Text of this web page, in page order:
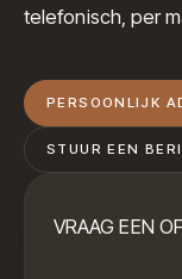
telefonisch, per
PERSOONLIJK
STUUR EEN
VRAAG EEN